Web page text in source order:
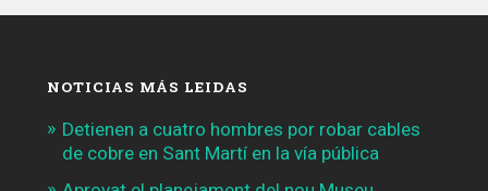
NOTICIAS MÁS LEIDAS
Detienen a cuatro hombres por robar cables
de cobre en Sant Martí en la vía pública